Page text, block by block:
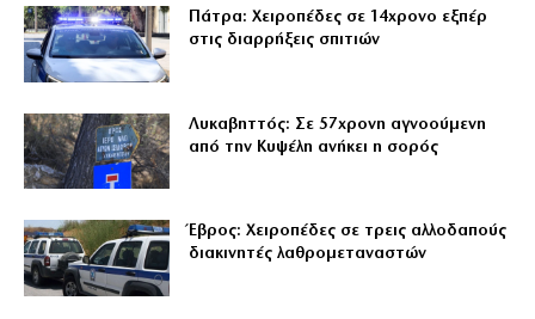
Πάτρα: Χειροπέδες σε 14χρονο εξπέρ
στις διαρρήξεις σπιτιών
Λυκαβηττός: Σε 57χρονη αγνοούμενη
από την Κυψέλη ανήκει η σορός
Έβρος: Χειροπέδες σε τρεις αλλοδαπούς
διακινητές λαθρομεταναστών